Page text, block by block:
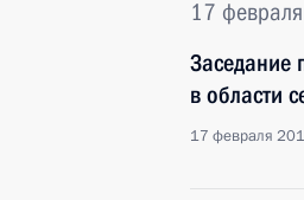
17
Заседание
в области
17 февраля